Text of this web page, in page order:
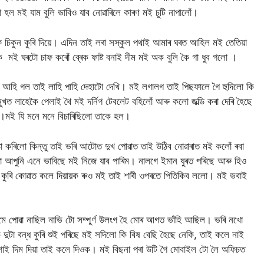
মই যাম বুলি ভাবিও যাব নোৱাৰিলে কাৰণ মই চুটি নাপালোঁ।
কুৰি দিয়ে। এদিন তাই লৰা সস্কুল পথাই আমাৰ ঘৰত আহিল মই তেতিয়া
ঘৰটো চাফ কৰোঁ ব্ৰেক ফাষ্ট বনাই দীম মই অক বুলি কৈ গা ধুব গলো ।
আহি গল তাই লাহি পাহি দেহাটো দেখি। মই লগালগ তাই পিছফালে গৈ হুদিলো কি
লাহেকৈ পেলাই থৈ মই দৰ্নিগ টেবলেট বহিলোঁ আৰু কলো জল্ডি কৰা দেৰি হৈছে
যি মনে মনে বিচাৰিছিলো তাকে হল।
কিন্তু তাই ভৰি আটোত দুখ পোৱাত তাই উঠিব নোৱাৰাত মই কলোঁ ৰবা
এনে ভাবিছে মই নিজে যাব পাৰিম। নালগে ইমান যুৰত পৰিছে আৰু হিও
কোৱাত কলে দিয়ায়ক ৰুও মই তাই শাৰী ওপৰতে পিতিকিব ললো। মই ভবাই
নাছিল নাভি টো সম্পুৰ্ণ উলংগ হৈ মোৰ আগত ভাঁহি আছিল। ভৰি নখো
বন্ধ কুৰি শুই পৰিছে মই সদিলো কি বিষ বেছি হৈছে নেকি, তাই কলে নাই
দিয়া তাই কলে দিওক। মই বিছনা পৰা উটি গৈ মোবাইল টো লৈ অফিচত